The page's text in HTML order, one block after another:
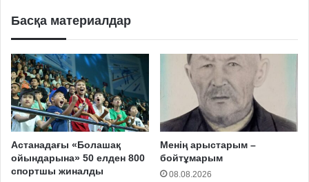
Басқа материалдар
Астанадағы «Болашақ
ойындарына» 50 елден 800
спортшы жиналды
Менің арыстарым –
бойтұмарым
08.08.2026